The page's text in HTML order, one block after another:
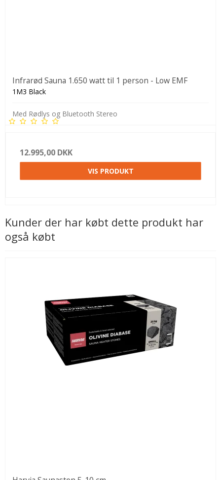
Infrarød Sauna 1.650 watt til 1 person - Low EMF
1M3 Black
Med Rødlys og Bluetooth Stereo
12.995,00 DKK
VIS PRODUKT
Kunder der har købt dette produkt har
også købt